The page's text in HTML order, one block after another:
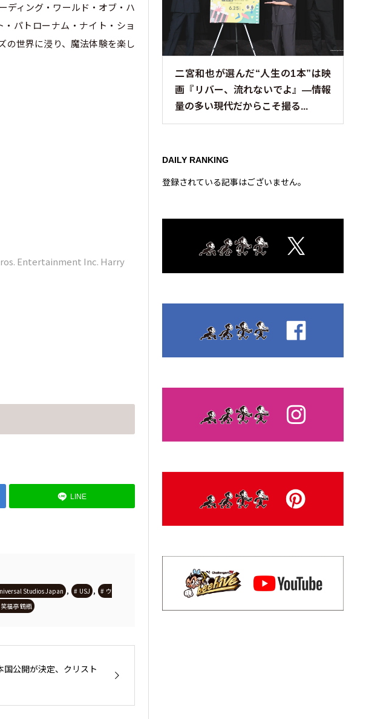
ィング・ワールド・オブ・ハ
パトローナム・ナイト・ショ
世界に浸り、魔法体験を楽し
Entertainment Inc. Harry
LINE
Studios Japan , USJ ,
ウ
笑福亭 鶴瓶
公開が決定、クリスト
二宮和也が選んだ“人生の1本”は映
画『リバー、流れないでよ』—情報
量の多い現代だからこそ撮る...
DAILY RANKING
登録されている記事はございません。